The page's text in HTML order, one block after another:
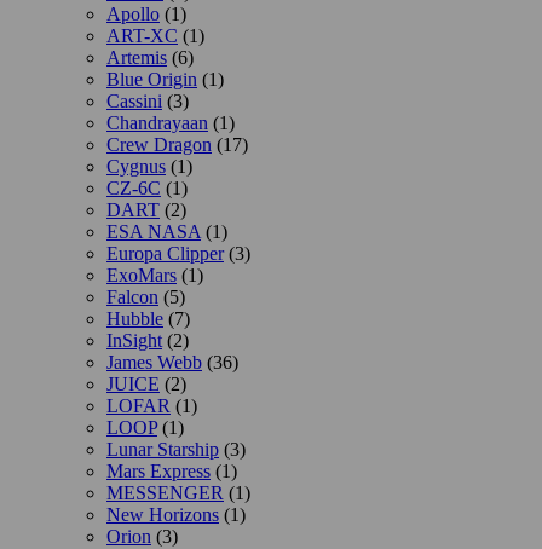
Apollo (1)
ART-XC (1)
Artemis (6)
Blue Origin (1)
Cassini (3)
Chandrayaan (1)
Crew Dragon (17)
Cygnus (1)
CZ-6C (1)
DART (2)
ESA NASA (1)
Europa Clipper(3)
ExoMars (1)
Falcon (5)
Hubble (7)
InSight (2)
James Webb (36)
JUICE (2)
LOFAR (1)
LOOP(1)
Lunar Starship (3)
Mars Express (1)
MESSENGER (1)
New Horizons (1)
Orion (3)